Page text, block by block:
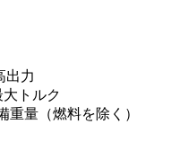
出力
大トルク
重量（燃料を除く）